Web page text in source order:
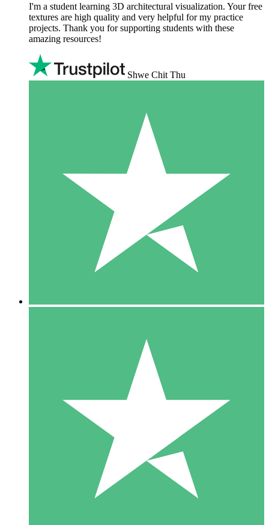
I'm a student learning 3D architectural visualization. Your free
textures are high quality and very helpful for my practice
projects. Thank you for supporting students with these
amazing resources!
Shwe Chit Thu